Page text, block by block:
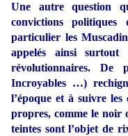
Une autre question
convictions
particulier les
appelés ainsi
révolutionnaires. De
Incroyables …)
l’époque et à suivre les
propres, comme le noir
teintes sont l’objet de